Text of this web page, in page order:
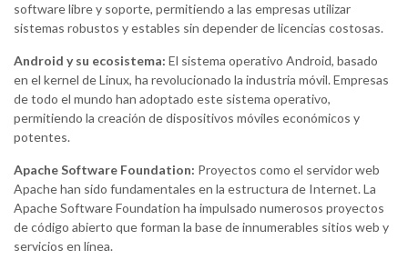
software libre y soporte, permitiendo a las empresas utilizar
sistemas robustos y estables sin depender de licencias costosas.
Android y su ecosistema: El sistema operativo Android, basado
en el kernel de Linux, ha revolucionado la industria móvil. Empresas
de todo el mundo han adoptado este sistema operativo,
permitiendo la creación de dispositivos móviles económicos y
potentes.
Apache Software Foundation: Proyectos como el servidor web
Apache han sido fundamentales en la estructura de Internet. La
Apache Software Foundation ha impulsado numerosos proyectos
de código abierto que forman la base de innumerables sitios web y
servicios en línea.